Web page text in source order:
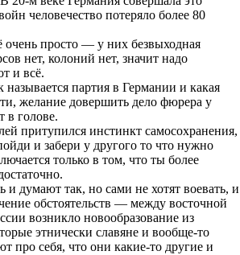
человечество потеряло более 80
очень просто — у них безвыходная
нет, колоний нет, значит надо
и всё.
партия в Германии и какая
желание довершить дело фюрера у
в голове.
притупился инстинкт самосохранения,
и забери у другого то что нужно
только в том, что ты более
думают так, но сами не хотят воевать, и
обстоятельств — между восточной
возникло новообразование из
этнически славяне и вообще-то
про себя, что они какие-то другие и